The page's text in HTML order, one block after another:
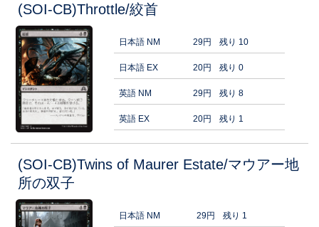
(SOI-CB)Throttle/絞首
日本語 NM 29円 残り 10
日本語 EX 20円 残り 0
英語 NM 29円 残り 8
英語 EX 20円 残り 1
(SOI-CB)Twins of Maurer Estate/マウアー地
所の双子
日本語 NM 29円 残り 1